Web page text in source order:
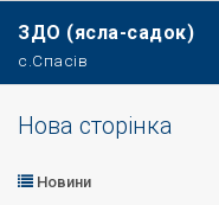
ЗДО (ясла-садок)
с.Спасів
Нова сторінка
Новини